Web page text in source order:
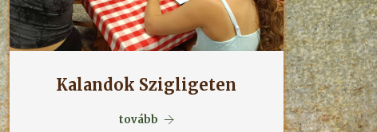
Kalandok Szigligeten
tovább